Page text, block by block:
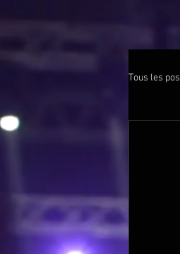
Tous les